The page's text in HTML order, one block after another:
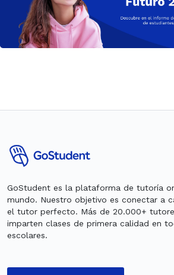
GoStudent es la plataforma de tutoría
mundo. Nuestro objetivo es conectar a
el tutor perfecto. Más de 20.000+
imparten clases de primera calidad en
escolares.